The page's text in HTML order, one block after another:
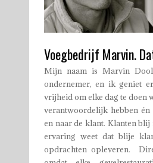
Voegbedrijf Marvin.
Mijn naam is Marvin
ondernemer, en ik geniet
vrijheid om elke dag te doen
verantwoordelijk hebben én
en naar de klant. Klanten
ervaring weet dat blije
opdrachten opleveren.